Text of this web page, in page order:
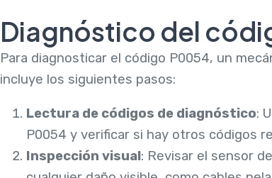
Diagnóstico del
Para diagnosticar el código P0054, un
incluye los siguientes pasos:
Lectura de códigos de diagnóstico:
P0054 y verificar si hay otros códigos
Inspección visual: Revisar el sensor